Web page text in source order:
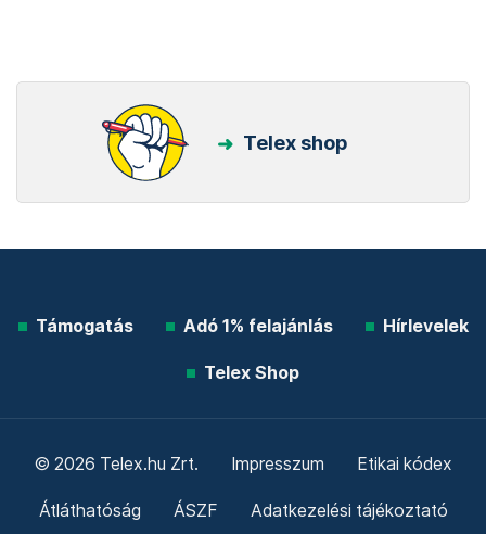
Telex shop
Támogatás Adó 1% felajánlás Hírlevelek
Telex Shop
© 2026 Telex.hu Zrt. Impresszum Etikai kódex
Átláthatóság ÁSZF Adatkezelési tájékoztató